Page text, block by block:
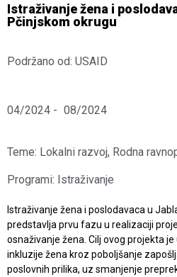
Istraživanje žena i
Pčinjskom okrugu
Podržano od: USAID
04/2024 - 08/2024
Teme: Lokalni razvoj, Rodna
Programi: Istraživanje
Istraživanje žena i poslodavaca u
predstavlja prvu fazu u realizaciji
osnaživanje žena. Cilj ovog projekta
inkluzije žena kroz poboljšanje
poslovnih prilika, uz smanjenje